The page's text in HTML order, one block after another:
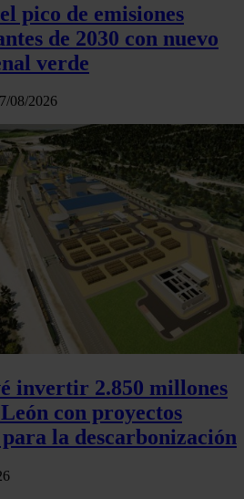
pico de emisiones
de 2030 con nuevo
verde
08/2026
invertir 2.850 millones
con proyectos
la descarbonización